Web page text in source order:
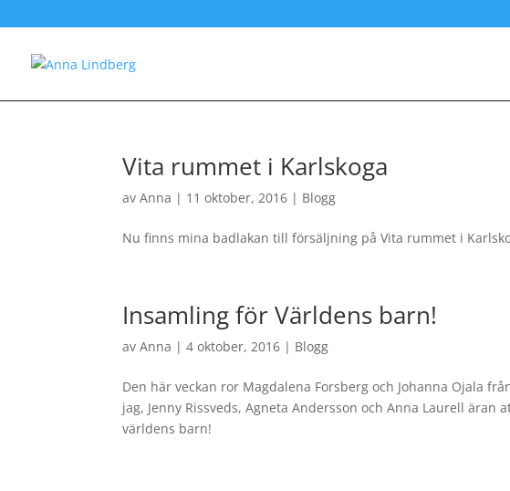
Vita rummet i Karlskoga
avAnna | 11 oktober, 2016 | Blogg
Nu finns mina badlakan till försäljning på Vita rummet i
Insamling för Världens barn!
avAnna |4 oktober, 2016 | Blogg
Den här veckan ror Magdalena Forsberg och Johanna Ojala
jag, Jenny Rissveds, Agneta Andersson och Anna Laurell
världens barn!